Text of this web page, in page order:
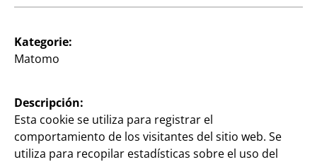
Buscador de filiales
Facturas
Kategorie:
Matomo
Descripción:
Esta cookie se utiliza para registrar el
comportamiento de los visitantes del sitio web. Se
utiliza para recopilar estadísticas sobre el uso del